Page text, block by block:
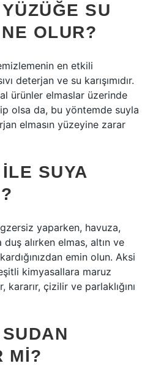
SU
OLUR?
en etkili
deterjan ve su karışımıdır.
ürünler elmaslar üzerinde
olsa da, bu yöntemde suyla
elmasın yüzeyine zarar
SUYA
yaparken, havuza,
alırken elmas, altın ve
emin olun. Aksi
kimyasallara maruz
kararır, çizilir ve parlaklığını
MI?